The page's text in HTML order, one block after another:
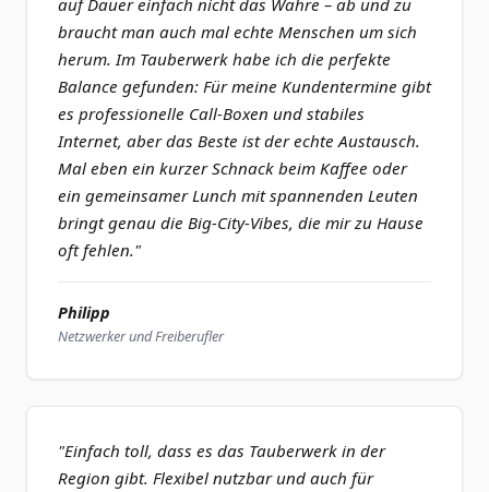
braucht man auch mal echte Menschen um sich
herum. Im Tauberwerk habe ich die perfekte
Balance gefunden: Für meine Kundentermine gibt
es professionelle Call-Boxen und stabiles
Internet, aber das Beste ist der echte Austausch.
Mal eben ein kurzer Schnack beim Kaffee oder
ein gemeinsamer Lunch mit spannenden Leuten
bringt genau die Big-City-Vibes, die mir zu Hause
oft fehlen."
Philipp
Netzwerker und Freiberufler
"Einfach toll, dass es das Tauberwerk in der
Region gibt. Flexibel nutzbar und auch für